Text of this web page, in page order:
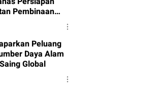
Pembinaan
Peluang
Daya Alam
Global